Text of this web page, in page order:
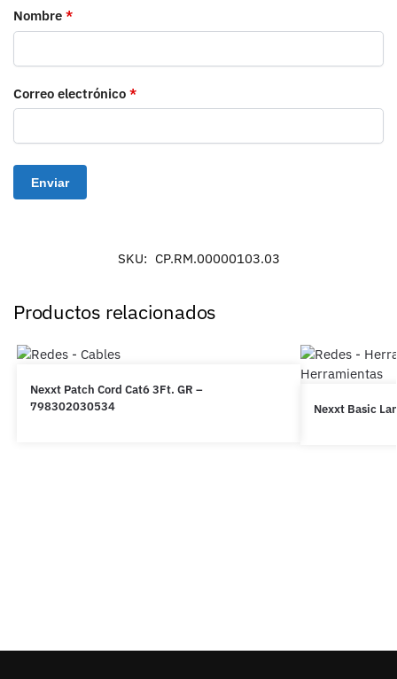
Nombre *
Correo electrónico *
SKU: CP.RM.00000103.03
Productos relacionados
Nexxt Patch Cord Cat6 3Ft. GR –
798302030534
Nexxt Basic